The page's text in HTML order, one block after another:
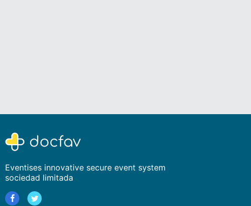
Eventises innovative secure event system
sociedad limitada